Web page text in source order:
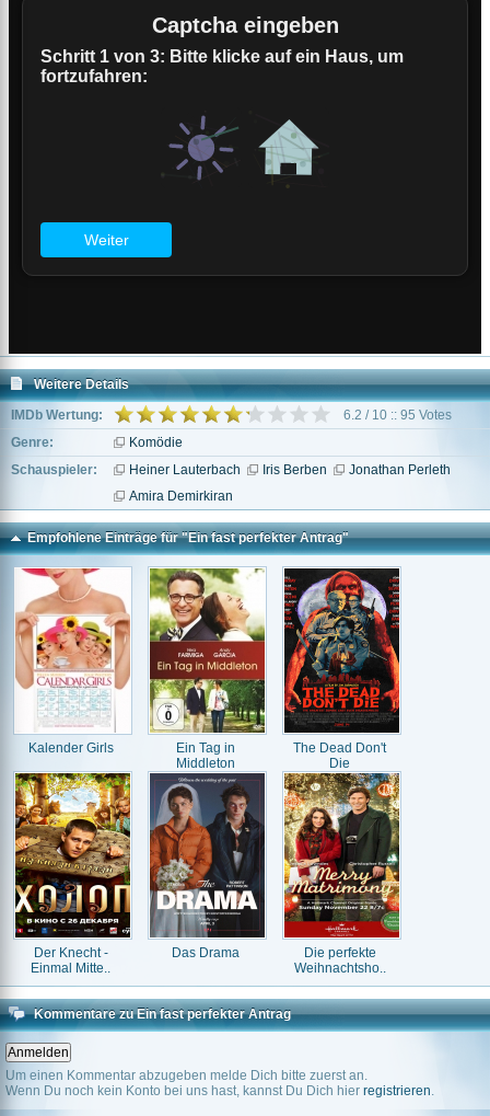
Weitere Details
IMDb Wertung:
6.2 / 10 :: 95 Votes
Genre:
Komödie
Schauspieler:
Heiner Lauterbach Iris Berben
Jonathan Perleth
Amira Demirkiran
Empfohlene Einträge für "Ein fast perfekter Antrag"
Kalender Girls
Ein Tag in
Middleton
The Dead Don't
Die
Der Knecht -
Einmal Mitte..
Das Drama
Die perfekte
Weihnachtsho..
Kommentare zu Ein fast perfekter Antrag
Um einen Kommentar abzugeben melde Dich bitte zuerst an.
Wenn Du noch kein Konto bei uns hast, kannst Du Dich hier registrieren.